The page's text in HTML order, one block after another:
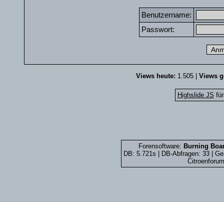
Benutzername:
Passwort:
Views heute: 1.505 | Views
Highslide JS
Forensoftware: Burning
DB: 5.721s | DB-Abfragen: 33 |